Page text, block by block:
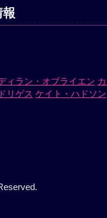
ィラン・オブライエン
リゲス ケイト・ハドソン